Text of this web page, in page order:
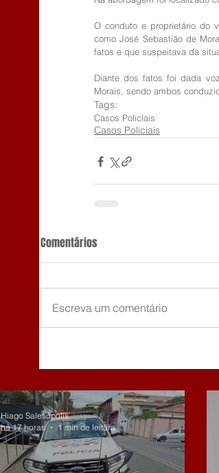
O conduto e proprietário do
como José Sebastião de
fatos e que suspeitava da
Diante dos fatos foi dada
Morais, sendo ambos
Tags:
Casos Policiais
Casos Policiais
Comentários
Escreva um comentário
Hiago Salesópolis
há 17 horas
1 min de leitura